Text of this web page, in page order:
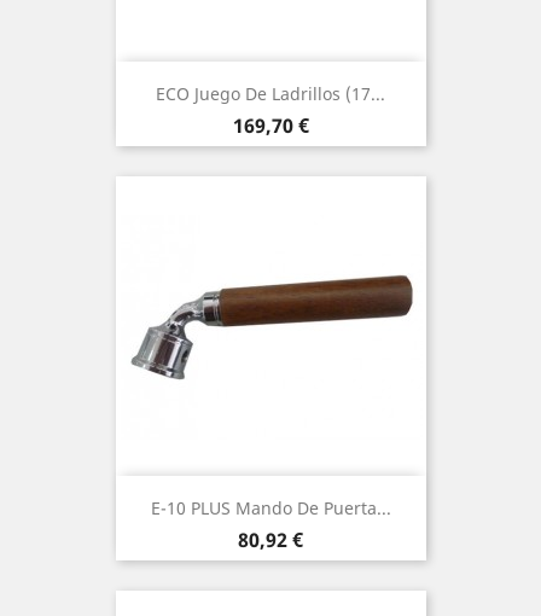
ECO Juego De Ladrillos (17...
Precio
169,70 €
E-10 PLUS Mando De Puerta...
Precio
80,92 €